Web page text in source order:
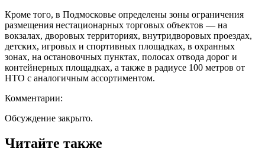
Кроме того, в Подмосковье определены зоны ограничения
размещения нестационарных торговых объектов — на
вокзалах, дворовых территориях, внутридворовых проездах,
детских, игровых и спортивных площадках, в охранных
зонах, на остановочных пунктах, полосах отвода дорог и
контейнерных площадках, а также в радиусе 100 метров от
НТО с аналогичным ассортиментом.
Комментарии:
Обсуждение закрыто.
Читайте также